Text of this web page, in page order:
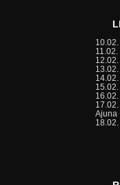
Ajuna